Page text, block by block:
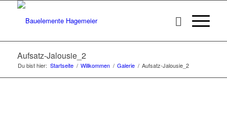
Aufsatz-Jalousie_2
Du bist hier: Startseite / Willkommen / Galerie / Aufsatz-Jalousie_2